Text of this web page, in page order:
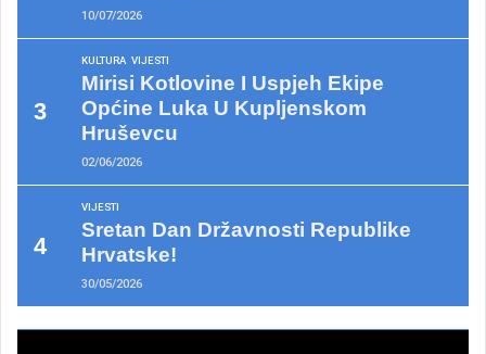
10/07/2026
KULTURA VIJESTI
Mirisi Kotlovine I Uspjeh Ekipe
Općine Luka U Kupljenskom
Hruševcu
02/06/2026
VIJESTI
Sretan Dan Državnosti Republike
Hrvatske!
30/05/2026